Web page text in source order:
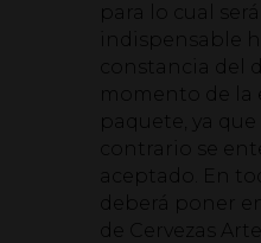
para lo cual
indispensable
constancia del
momento de la
paquete, ya que
contrario se
aceptado. En
deberá poner
de Cervezas